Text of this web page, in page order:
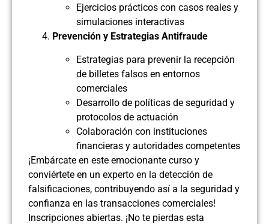
Ejercicios prácticos con casos reales y
simulaciones interactivas
Prevención y Estrategias Antifraude
Estrategias para prevenir la recepción
de billetes falsos en entornos
comerciales
Desarrollo de políticas de seguridad y
protocolos de actuación
Colaboración con instituciones
financieras y autoridades competentes
¡Embárcate en este emocionante curso y
conviértete en un experto en la detección de
falsificaciones, contribuyendo así a la seguridad y
confianza en las transacciones comerciales!
Inscripciones abiertas. ¡No te pierdas esta